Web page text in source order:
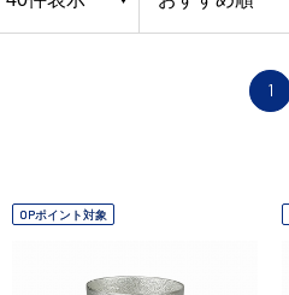
1
OPポイント対象